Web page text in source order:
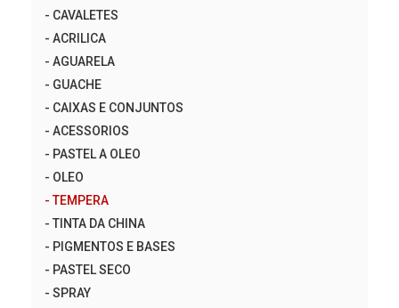
- CAVALETES
- ACRILICA
- AGUARELA
- GUACHE
- CAIXAS E CONJUNTOS
- ACESSORIOS
- PASTEL A OLEO
- OLEO
-TEMPERA
- TINTA DA CHINA
- PIGMENTOS E BASES
- PASTEL SECO
- SPRAY